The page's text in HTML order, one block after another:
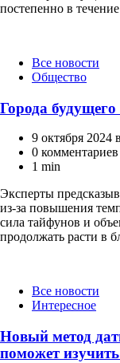
постепенно в
КатегорииВсе новости
Общество
Города
9 октября 2024
0 комментариев
1 min
Эксперты
из-за повышения
сила тайфунов и
продолжать расти в
КатегорииВсе новости
Интересное
Новый метод
поможет